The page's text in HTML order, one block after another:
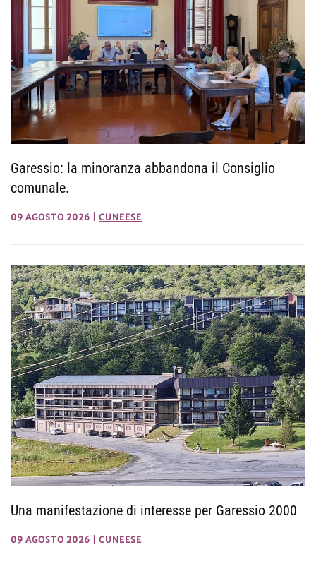
Garessio: la minoranza abbandona il Consiglio
comunale.
09 AGOSTO 2026 CUNEESE
Una manifestazione di interesse per Garessio 2000
09 AGOSTO 2026 CUNEESE